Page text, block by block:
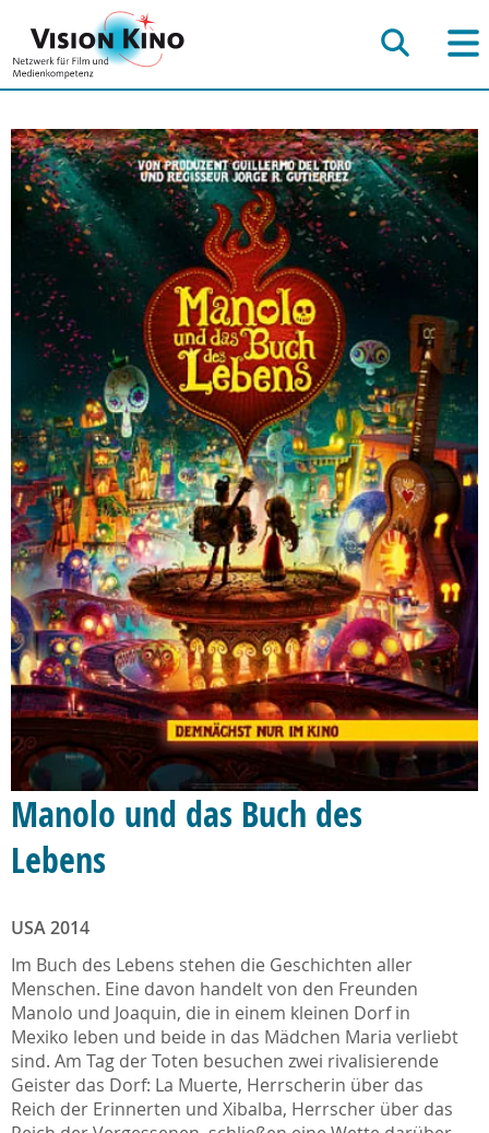
Manolo und das Buch des
Lebens
USA 2014
Im Buch des Lebens stehen die Geschichten aller
Menschen. Eine davon handelt von den Freunden
Manolo und Joaquin, die in einem kleinen Dorf in
Mexiko leben und beide in das Mädchen Maria verliebt
sind. Am Tag der Toten besuchen zwei rivalisierende
Geister das Dorf: La Muerte, Herrscherin über das
Reich der Erinnerten und Xibalba, Herrscher über das